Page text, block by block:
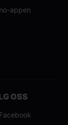
appen
OSS
Facebook